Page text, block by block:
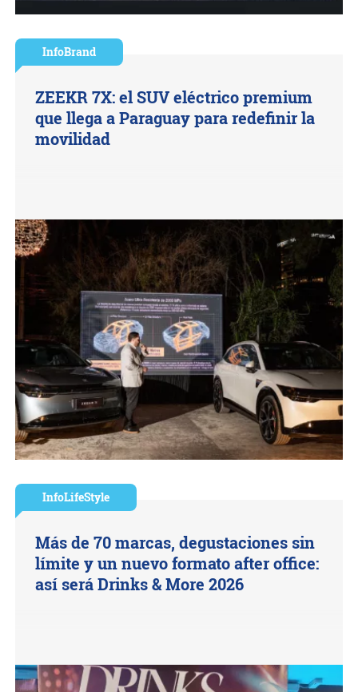
InfoBrand
ZEEKR 7X: el SUV eléctrico premium
que llega a Paraguay para redefinir la
movilidad
InfoLifeStyle
Más de 70 marcas, degustaciones sin
límite y un nuevo formato after office:
así será Drinks & More 2026